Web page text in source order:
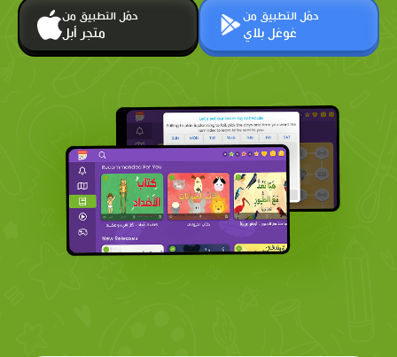
حمّل التطبيق من
متجر أبل
حمّل التطبيق من
غوغل بلاي